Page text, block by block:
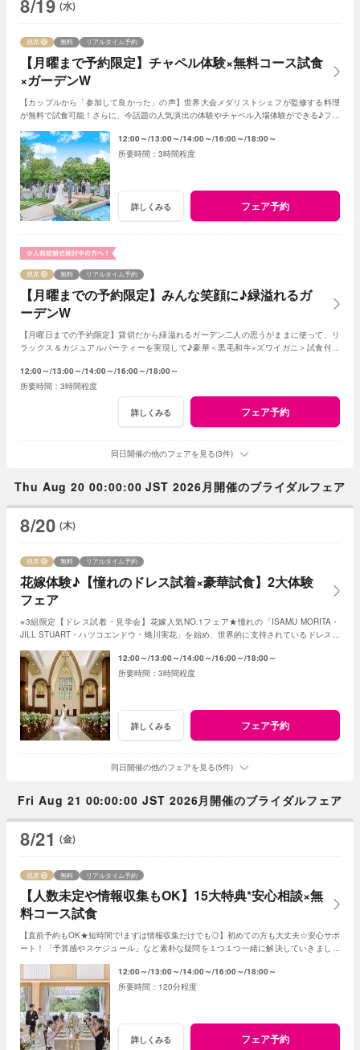
8/19 (水)
【月曜まで予約限定】チャペル体験×無料コース試食
×ガーデンW
残席 無料 リアルタイム予約
【カップルから「参加して良かった」の声】世界大会メダリストシェフが監修する料理
が無料で試食可能！さらに、今話題の人気演出の体験やチャペル入場体験ができる♪フェ
12:00～ 13:00～ 14:00～ 16:00～ 18:00～
3時間程度
詳しくみる フェア予約
【月曜までの予約限定】みんな笑顔に♪緑溢れるガ
ーデンW
残席 無料 リアルタイム予約
【月曜日までの予約限定】貸切だから緑溢れるガーデン二人の思うがままに使って、リ
ラックス＆カジュアルパーティーを実現して♪豪華＜黒毛和牛×ズワイガニ＞試食付き
12:00～ 13:00～ 14:00～ 16:00～ 18:00～
3時間程度
詳しくみる フェア予約
同日開催の他のフェアを見る(3件)
Thu Aug 20 00:00:00 JST 2026月開催のブライダルフェア
8/20 (木)
花嫁体験♪【憧れのドレス試着×豪華試食】2大体験
フェア
残席 無料 リアルタイム予約
※3組限定【ドレス試着・見学会】花嫁人気NO.1フェア★憧れの「ISAMU MORITA・
JILL STUART・ハツコエンドウ・蜷川実花」を始め、世界的に支持されているドレスと
12:00～ 13:00～ 14:00～ 16:00～ 18:00～
3時間程度
詳しくみる フェア予約
同日開催の他のフェアを見る(5件)
Fri Aug 21 00:00:00 JST 2026月開催のブライダルフェア
8/21 (金)
【人数未定や情報収集もOK】15大特典*安心相談×無
料コース試食
残席 無料 リアルタイム予約
【直前予約もOK★短時間で!まずは情報収集だけでも◎】初めての方も大丈夫☆安心サポ
ート！「予算感やスケジュール」など素朴な疑問を１つ１つ一緒に解決していきましょ
12:00～ 13:00～ 14:00～ 16:00～ 18:00～
120分程度
詳しくみる フェア予約